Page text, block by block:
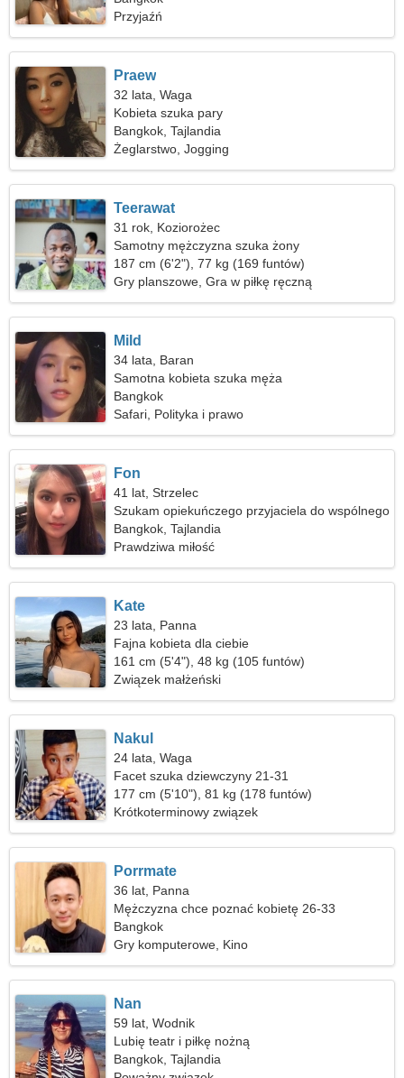
Przyjaźń
Praew
32 lata, Waga
Kobieta szuka pary
Bangkok, Tajlandia
Żeglarstwo, Jogging
Teerawat
31 rok, Koziorożec
Samotny mężczyzna szuka żony
187 cm (6'2"), 77 kg (169 funtów)
Gry planszowe, Gra w piłkę ręczną
Mild
34 lata, Baran
Samotna kobieta szuka męża
Bangkok
Safari, Polityka i prawo
Fon
41 lat, Strzelec
Szukam opiekuńczego przyjaciela do wspólnego
jeżdżenia na nartach
Bangkok, Tajlandia
Prawdziwa miłość
Kate
23 lata, Panna
Fajna kobieta dla ciebie
161 cm (5'4"), 48 kg (105 funtów)
Związek małżeński
Nakul
24 lata, Waga
Facet szuka dziewczyny 21-31
177 cm (5'10"), 81 kg (178 funtów)
Krótkoterminowy związek
Porrmate
36 lat, Panna
Mężczyzna chce poznać kobietę 26-33
Bangkok
Gry komputerowe, Kino
Nan
59 lat, Wodnik
Lubię teatr i piłkę nożną
Bangkok, Tajlandia